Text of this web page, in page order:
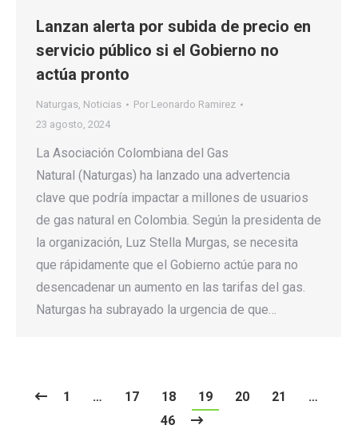
Lanzan alerta por subida de precio en
servicio público si el Gobierno no
actúa pronto
Naturgas, Noticias Por Leonardo Ramirez
23 agosto, 2024
La Asociación Colombiana del Gas
Natural (Naturgas) ha lanzado una advertencia
clave que podría impactar a millones de usuarios
de gas natural en Colombia. Según la presidenta de
la organización, Luz Stella Murgas, se necesita
que rápidamente que el Gobierno actúe para no
desencadenar un aumento en las tarifas del gas.
Naturgas ha subrayado la urgencia de que…
1 … 17 18 19 20 21
…
46